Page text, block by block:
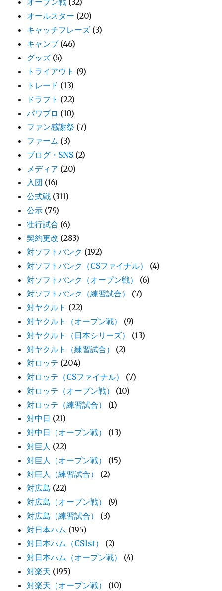
オープン戦 (32)
オールスター (20)
キャッチフレーズ (3)
キャンプ(46)
グッズ (6)
トライアウト (9)
トレード (13)
ドラフト (22)
パワプロ (10)
ファン感謝祭 (7)
ファーム (3)
ブログ・SNS (2)
メディア (20)
入団 (16)
公式戦 (311)
公示 (79)
壮行試合 (6)
契約更改 (283)
対ソフトバンク (192)
対ソフトバンク（CSファイナル）
(4)
対ソフトバンク（オープン戦）
(6)
対ソフトバンク（練習試合）
(7)
対ヤクルト (22)
対ヤクルト（オープン戦）
(9)
対ヤクルト（日本シリーズ）
(13)
対ヤクルト（練習試合）
(2)
対ロッテ (204)
対ロッテ（CSファイナル）
(7)
対ロッテ（オープン戦）
(10)
対ロッテ（練習試合）
(1)
対中日 (21)
対中日（オープン戦）
(13)
対巨人 (22)
対巨人（オープン戦）
(15)
対巨人（練習試合）
(2)
対広島 (22)
対広島（オープン戦）
(9)
対広島（練習試合）
(3)
対日本ハム (195)
対日本ハム（CS1st）
(2)
対日本ハム（オープン戦）
(4)
対楽天 (195)
対楽天（オープン戦）
(10)